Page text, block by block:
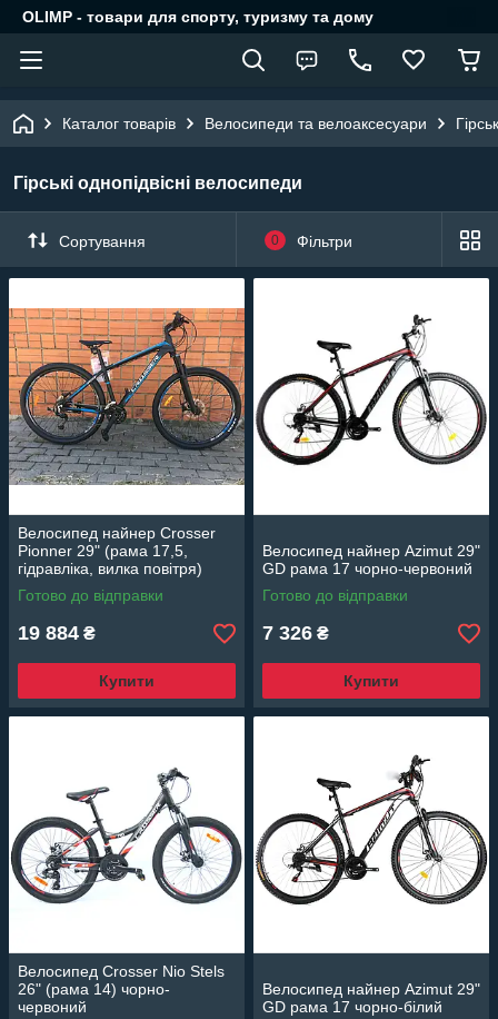
OLIMP - товари для спорту, туризму та дому
Каталог товарів Велосипеди та велоаксесуари
Гірські однопідвісні велосипеди
Сортування 0 Фільтри
Велосипед найнер Crosser
Pionner 29" (рама 17,5,
гідравліка, вилка повітря)
чорно-синій
Готово до відправки
19 884 ₴
Купити
Велосипед найнер Azimut 29"
GD рама 17 чорно-червоний
Готово до відправки
7 326 ₴
Купити
Велосипед Crosser Nio Stels
26" (рама 14) чорно-
червоний
Велосипед найнер Azimut 29"
GD рама 17 чорно-білий